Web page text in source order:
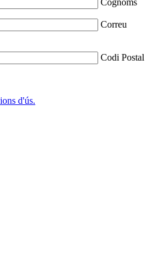
Cognoms
Correu
Codi Postal
d'ús.